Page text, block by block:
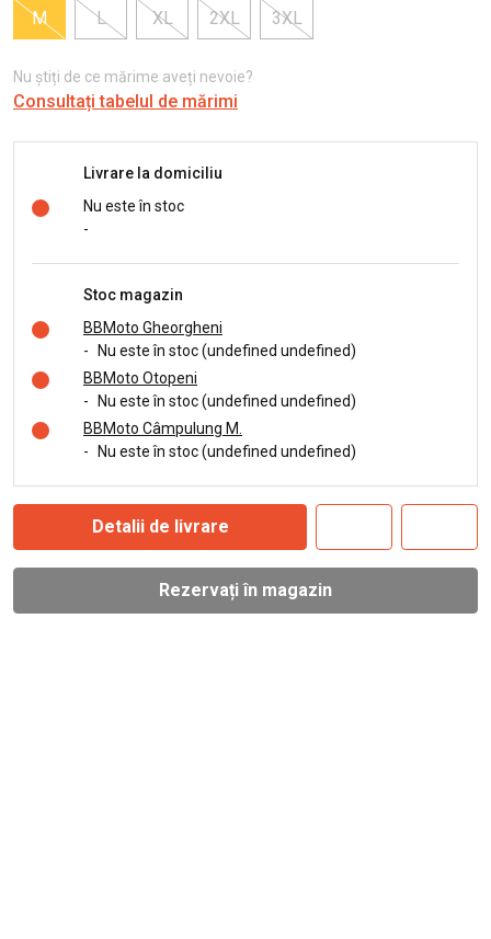
M
L XL 2XL 3XL
Nu știți de ce mărime aveți nevoie?
Consultați tabelul de mărimi
Livrare la domiciliu
Nu este în stoc
-
Stoc magazin
BBMoto Gheorgheni
-
Nu este în stoc (undefined undefined)
BBMoto Otopeni
-
Nu este în stoc (undefined undefined)
BBMoto Câmpulung M.
-
Nu este în stoc (undefined undefined)
Detalii de livrare
Rezervați în magazin